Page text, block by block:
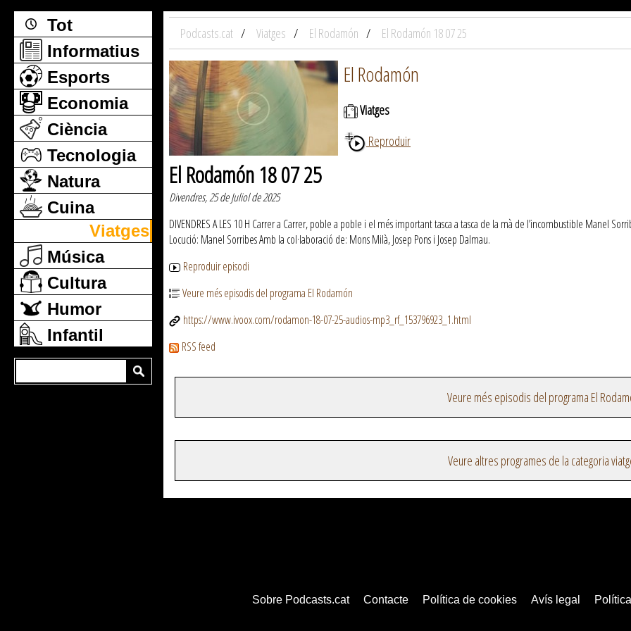
Tot
Informatius
Esports
Economia
Ciència
Tecnologia
Natura
Cuina
Viatges
Música
Cultura
Humor
Infantil
Podcasts.cat Viatges El Rodamón El Rodamón 18 07 25
El Rodamón
Viatges
Reproduir
El Rodamón 18 07 25
Divendres, 25 de Juliol de 2025
DIVENDRES A LES 10 H Carrer a Carrer, poble a poble i el més important tasca a tasca de la mà de l’incombustible Manel
Locució: Manel Sorribes Amb la col·laboració de: Mons Milà, Josep Pons i Josep Dalmau.
Reproduir episodi
Veure més episodis del programa El Rodamón
https://www.ivoox.com/rodamon-18-07-25-audios-mp3_rf_153796923_1.html
RSS feed
Veure més episodis del programa El
Veure altres programes de la categoria
Sobre Podcasts.cat Contacte Política de cookies Avís legal